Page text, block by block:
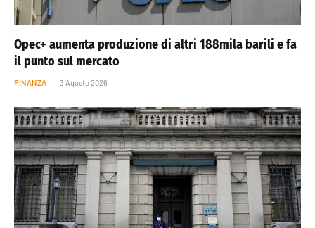
Opec+ aumenta produzione di altri 188mila barili e fa
il punto sul mercato
FINANZA 3 Agosto 2026